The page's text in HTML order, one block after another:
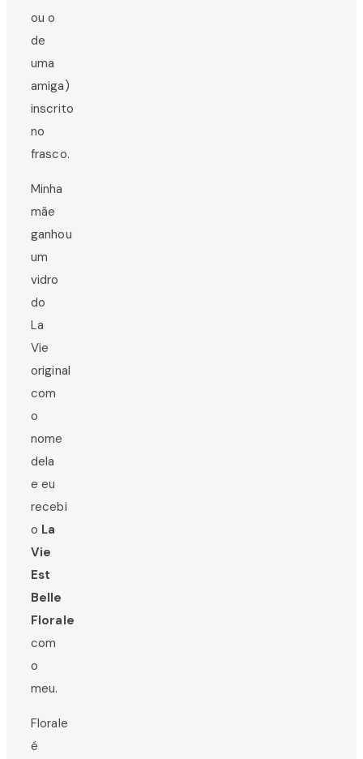
ou o
de
uma
amiga)
inscrito
no
frasco.
Minha
mãe
ganhou
um
vidro
do
La
Vie
original
com
o
nome
dela
e eu
recebi
o La
Vie
Est
Belle
Florale
com
o
meu.
Florale
é